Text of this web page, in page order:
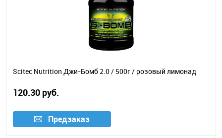
Scitec Nutrition Джи-Бомб 2.0 / 500г / розовый лимонад
120.30 руб.
Предзаказ